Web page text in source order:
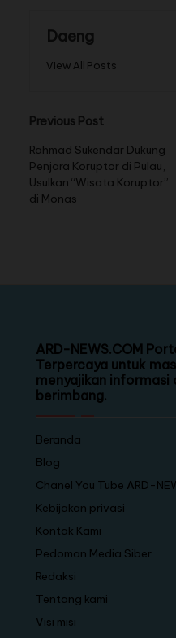
Daeng
View All Posts
Previous Post
Rahmad Sukendar Dukung
Penjara Koruptor di Pulau,
Usulkan “Wisata Koruptor”
di Monas
ARD-NEWS.COM
Terpercaya untuk
menyajikan informasi
berimbang.
Beranda
Blog
Chanel You Tube ARD-
Kebijakan privasi
Kontak Kami
Pedoman Media Siber
Redaksi
Tentang kami
Visi misi